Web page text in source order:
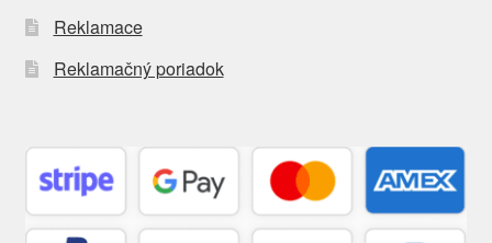
Reklamace
Reklamačný poriadok